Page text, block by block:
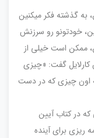
به گذشته فکر میکنین
خودتونو رو سرزنش
ممکن است خیلی از
گفت: «چیزی
اون چیزی که در دست
که در کتاب آیین
ریزی برای آینده